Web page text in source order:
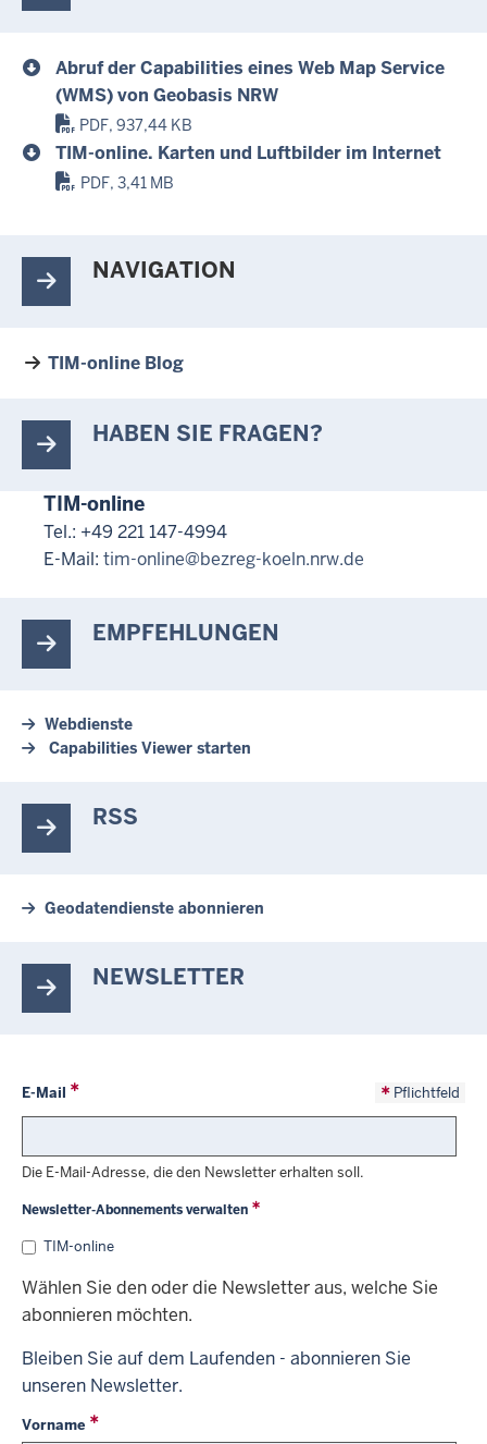
L
Abruf der Capabilities eines Web Map Service
(WMS) von Geobasis NRW
PDF, 937,44 KB
TIM-online. Karten und Luftbilder im Internet
PDF, 3,41 MB
NAVIGATION
TIM-online Blog
HABEN SIE FRAGEN?
TIM-online
Tel.: +49 221 147-4994
E-Mail: tim-online@bezreg-koeln.nrw.de
EMPFEHLUNGEN
Webdienste
Capabilities Viewer starten
RSS
Geodatendienste abonnieren
NEWSLETTER
Pflichtfeld
E-Mail
Die E-Mail-Adresse, die den Newsletter erhalten soll.
Newsletter-Abonnements verwalten
TIM-online
Wählen Sie den oder die Newsletter aus, welche Sie
abonnieren möchten.
Bleiben Sie auf dem Laufenden - abonnieren Sie
unseren Newsletter.
Vorname